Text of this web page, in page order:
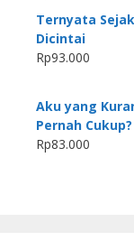
Ternyata
Dicintai
Rp93.000
Aku yang
Pernah Cukup?
Rp83.000